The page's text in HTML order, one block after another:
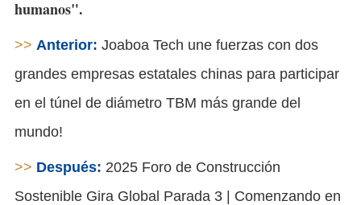
humanos".
>> Anterior: Joaboa Tech une fuerzas con dos
grandes empresas estatales chinas para participar
en el túnel de diámetro TBM más grande del
mundo!
>> Después: 2025 Foro de Construcción
Sostenible Gira Global Parada 3 | Comenzando en